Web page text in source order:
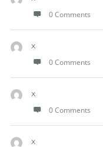
0 Comments
x
0 Comments
x
0 Comments
x